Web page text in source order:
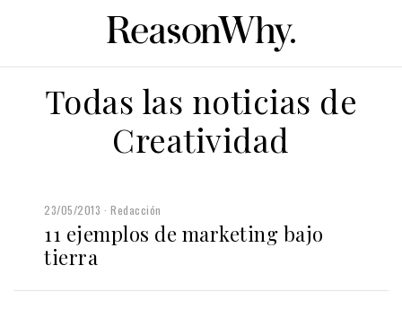
Todas las noticias de
Creatividad
23/05/2013 Redacción
11 ejemplos de marketing bajo
tierra